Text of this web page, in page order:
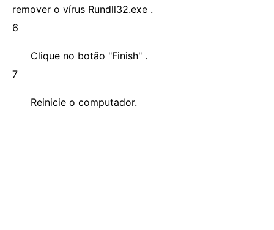
remover o vírus Rundll32.exe .
6
Clique no botão "Finish" .
7
Reinicie o computador.